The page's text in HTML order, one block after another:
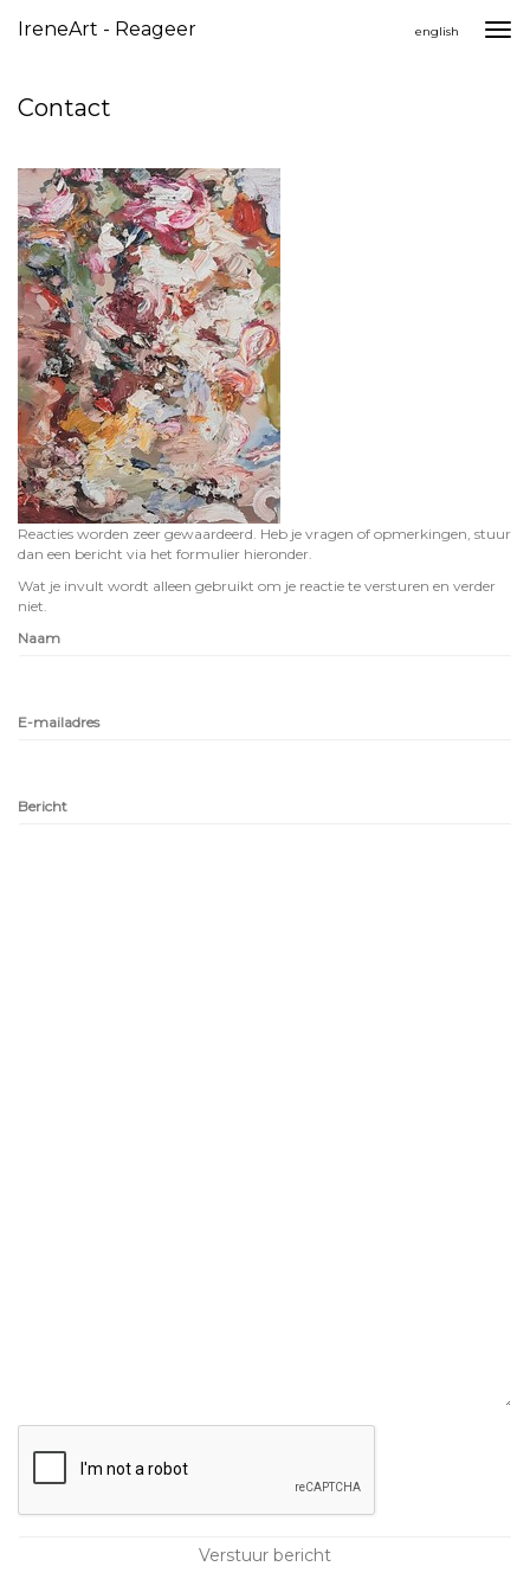
IreneArt - Reageer english
Contact
Reacties worden zeer gewaardeerd. Heb je vragen of opmerkingen, stuur
dan een bericht via het formulier hieronder.
Wat je invult wordt alleen gebruikt om je reactie te versturen en verder
niet.
Naam
E-mailadres
Bericht